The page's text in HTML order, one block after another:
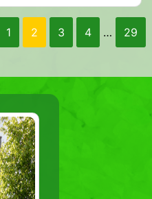
1 2 3 4 …
29